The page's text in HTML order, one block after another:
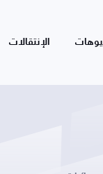
الإنتقالات